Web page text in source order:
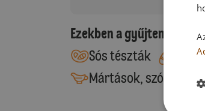
Ezekben a
Sós tészták
Mártások, szószok,